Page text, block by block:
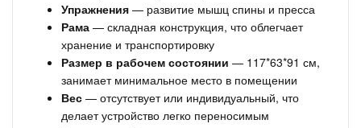
Упражнения — развитие мышц спины и пресса
Рама — складная конструкция, что облегчает
хранение и транспортировку
Размер в рабочем состоянии — 117*63*91 см,
занимает минимальное место в помещении
Вес — отсутствует или индивидуальный, что
делает устройство легко переносимым